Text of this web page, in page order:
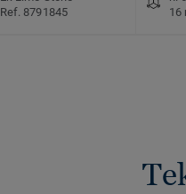
Ref. 8791845
16